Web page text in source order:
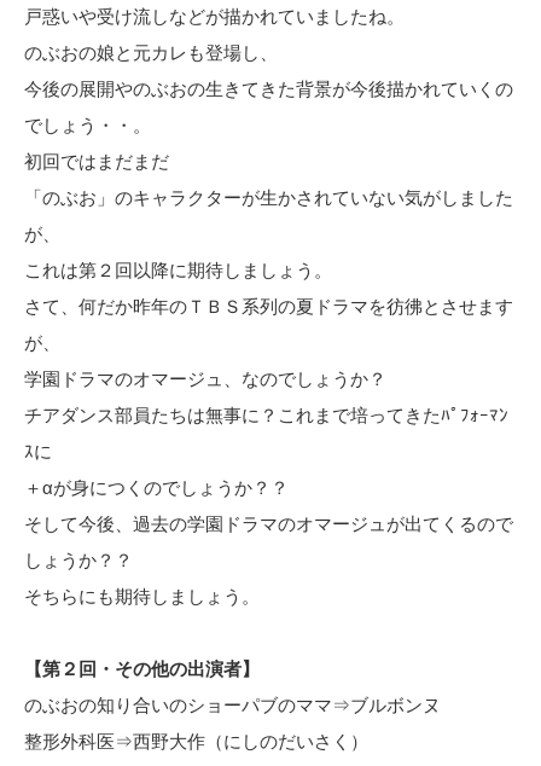
戸惑いや受け流しなどが描かれていましたね。
のぶおの娘と元カレも登場し、
今後の展開やのぶおの生きてきた背景が今後描かれていくの
でしょう・・。
初回ではまだまだ
「のぶお」のキャラクターが生かされていない気がしました
が、
これは第２回以降に期待しましょう。
さて、何だか昨年のＴＢＳ系列の夏ドラマを彷彿とさせます
が、
学園ドラマのオマージュ、なのでしょうか？
チアダンス部員たちは無事に？これまで培ってきたﾊﾟﾌｫｰﾏﾝ
ｽに
＋αが身につくのでしょうか？？
そして今後、過去の学園ドラマのオマージュが出てくるので
しょうか？？
そちらにも期待しましょう。
【第２回・その他の出演者】
のぶおの知り合いのショーパブのママ⇒ブルボンヌ
整形外科医⇒西野大作（にしのだいさく）